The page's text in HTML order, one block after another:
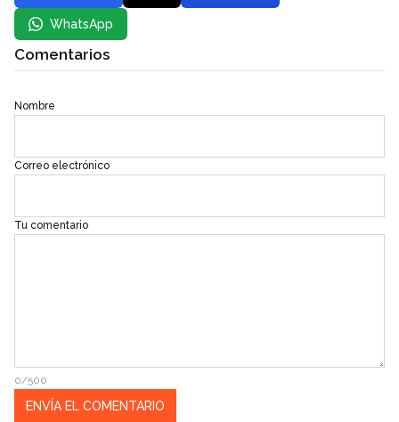
WhatsApp
Comentarios
Nombre
Correo electrónico
Tu comentario
0/500